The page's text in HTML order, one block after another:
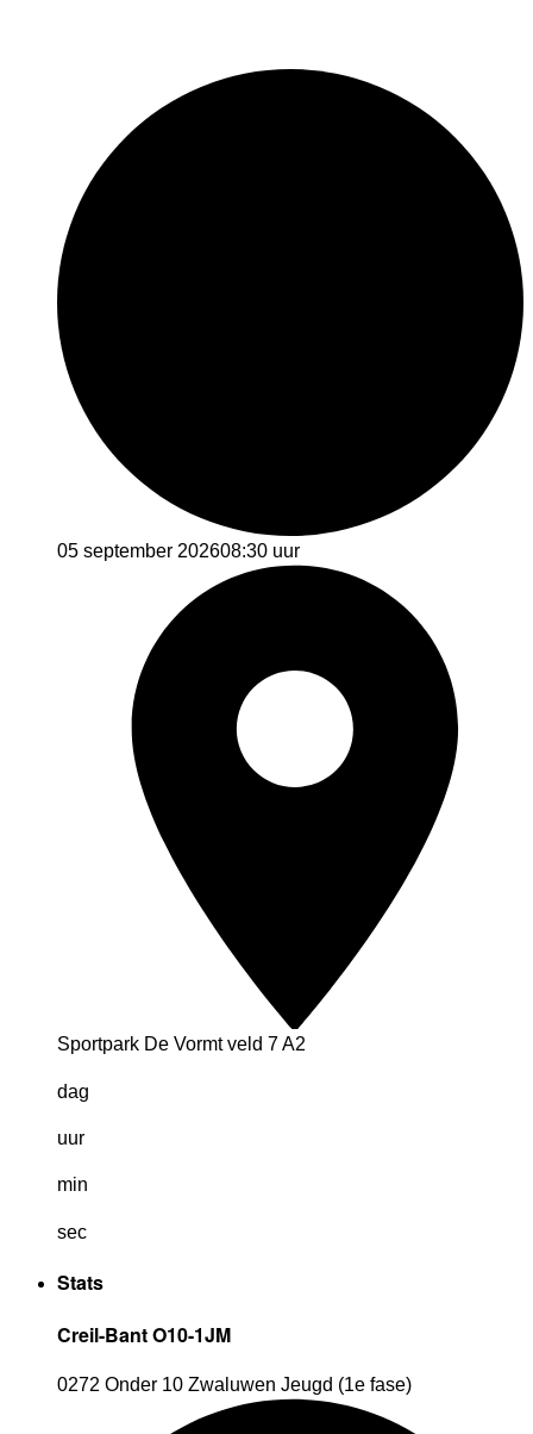
05 september 202608:30 uur
Sportpark De Vormt veld 7 A2
dag
uur
min
sec
Stats
Creil-Bant O10-1JM
0272 Onder 10 Zwaluwen Jeugd (1e fase)